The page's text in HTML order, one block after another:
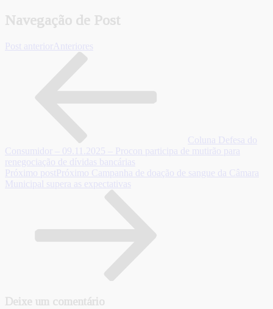
Navegação de Post
Post anterior Anteriores
Coluna Defesa do
Consumidor – 09.11.2025 – Procon participa de mutirão para
renegociação de dívidas bancárias
Próximo post Próximo Campanha de doação de sangue da Câmara
Municipal supera as expectativas
Deixe um comentário